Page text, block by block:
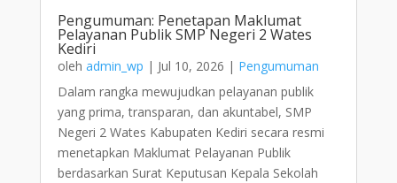
Pengumuman: Penetapan Maklumat
Pelayanan Publik SMP Negeri 2 Wates
Kediri
oleh admin_wp | Jul 10, 2026 | Pengumuman
Dalam rangka mewujudkan pelayanan publik
yang prima, transparan, dan akuntabel, SMP
Negeri 2 Wates Kabupaten Kediri secara resmi
menetapkan Maklumat Pelayanan Publik
berdasarkan Surat Keputusan Kepala Sekolah